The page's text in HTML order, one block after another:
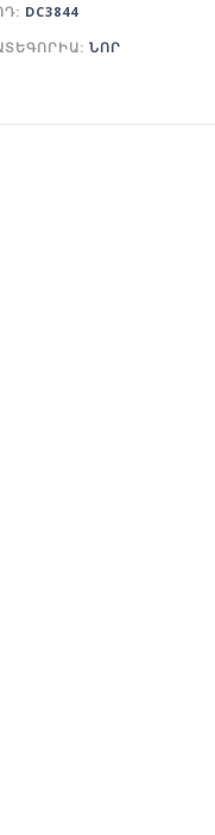
DC3844
ՆՈՐ